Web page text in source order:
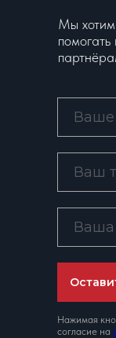
Мы хотим
Нажимая
согласие на